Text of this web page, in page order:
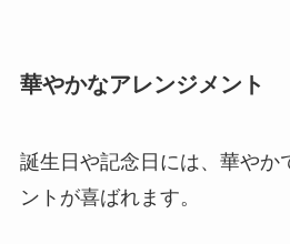
華やかなアレンジメント
誕生日や記念日には、華やか
ントが喜ばれます。